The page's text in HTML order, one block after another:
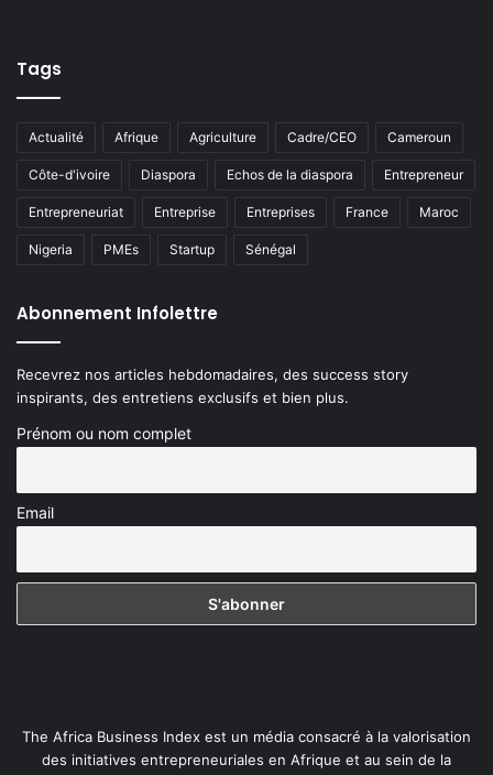
Tags
Actualité Afrique Agriculture Cadre/CEO Cameroun
Côte-d'ivoire Diaspora Echos de la diaspora Entrepreneur
Entrepreneuriat Entreprise Entreprises France Maroc
Nigeria PMEs Startup Sénégal
Abonnement Infolettre
Recevrez nos articles hebdomadaires, des success story
inspirants, des entretiens exclusifs et bien plus.
Prénom ou nom complet
Email
The Africa Business Index est un média consacré à la valorisation
des initiatives entrepreneuriales en Afrique et au sein de la